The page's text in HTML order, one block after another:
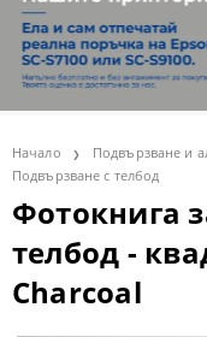
Начало Подвързване и
Подвързване с телбод
Фотокнига
телбод -
Charcoal